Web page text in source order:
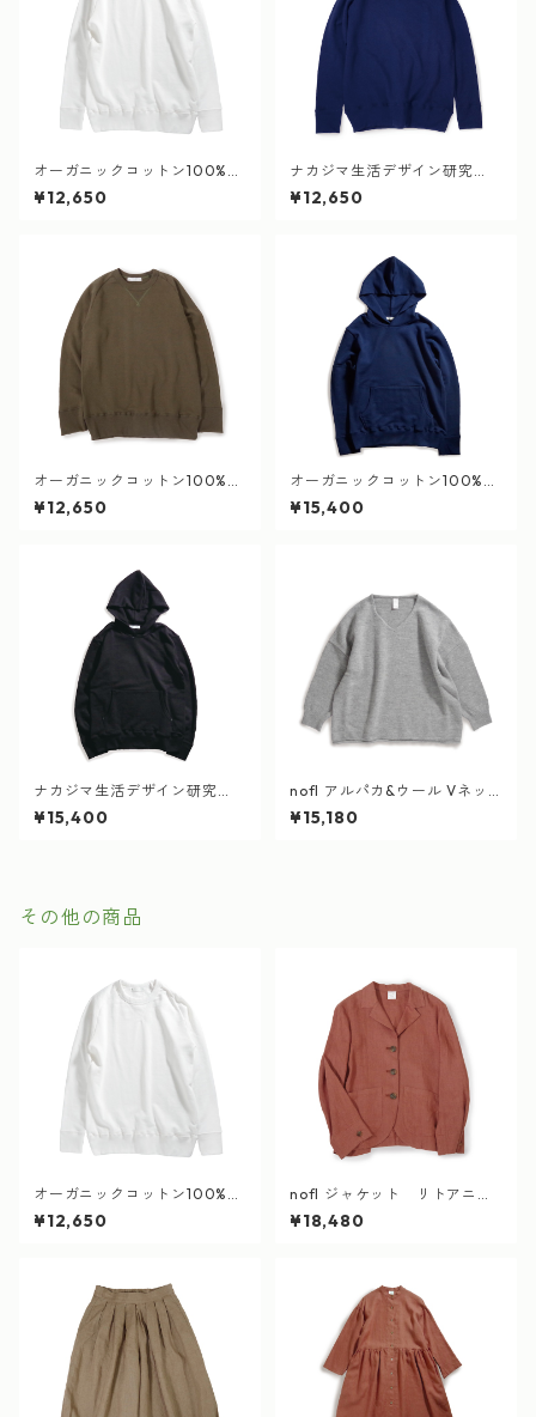
オーガニックコットン100%
吊り裏毛スウェット 白
¥12,650
ナカジマ生活デザイン研究
所 オーガニックコットン10
0% 吊り裏毛スウェット 濃藍
¥12,650
オーガニックコットン100%
吊り裏毛スウェット 鶯茶
¥12,650
オーガニックコットン100%
吊り裏毛 パーカー 濃藍
¥15,400
ナカジマ生活デザイン研究
所 オーガニックコットン10
0% 吊り裏毛 パーカー 墨黒
¥15,400
nofl アルパカ&ウール Vネッ
クプルオーバー ライトグレ
ー
¥15,180
その他の商品
オーガニックコットン100%
吊り裏毛スウェット 白
¥12,650
nofl ジャケット リトアニア
リネン テラコッタ
¥18,480